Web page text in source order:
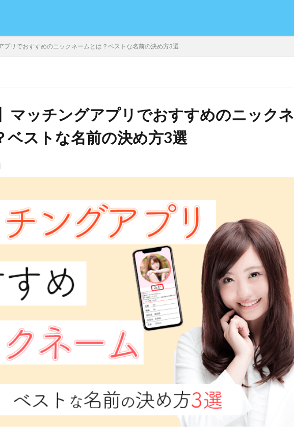
プリでおすすめのニックネームとは？ベストな名前の決め方3選
マッチングアプリでおすすめのニックネ
ベストな名前の決め方3選